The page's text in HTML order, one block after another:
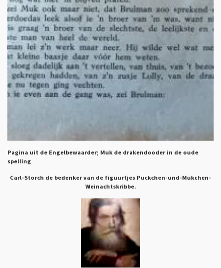
Pagina uit de Engelbewaarder; Muk de drakendooder in de oude
spelling
Carl-Storch de bedenker van de figuurtjes Puckchen-und-Mukchen-
Weinachtskribbe.